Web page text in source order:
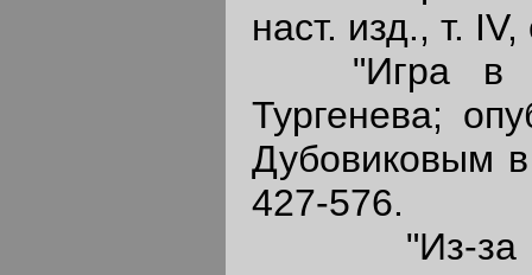
наст. изд., т.
"Игра в
Тургенева;
Дубовиковым
427-576.
"Из-за